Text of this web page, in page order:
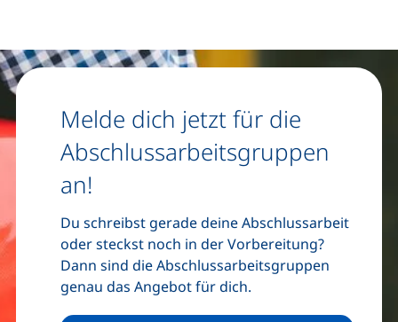
Melde dich jetzt für die
Abschlussarbeitsgruppen
an!
Du schreibst gerade deine Abschlussarbeit
oder steckst noch in der Vorbereitung?
Dann sind die Abschlussarbeitsgruppen
genau das Angebot für dich.